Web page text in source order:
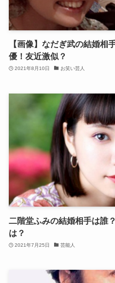
【画像】なだぎ武の結婚相
優！友近激似？
2021年8月10日 お笑い芸人
二階堂ふみの結婚相手は誰
は？
2021年7月25日 芸能人